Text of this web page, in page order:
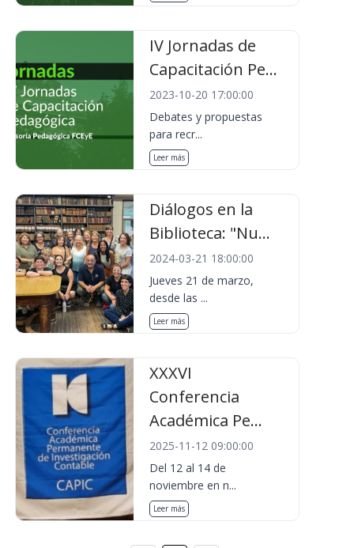
IV Jornadas de
Capacitación Pe...
2023-10-20 17:00:00
Debates y propuestas
para recr...
Leer más
Diálogos en la
Biblioteca: "Nu...
2024-03-21 18:00:00
Jueves 21 de marzo,
desde las ...
Leer más
XXXVI
Conferencia
Académica Pe...
2025-11-12 09:00:00
Del 12 al 14 de
noviembre en n...
Leer más